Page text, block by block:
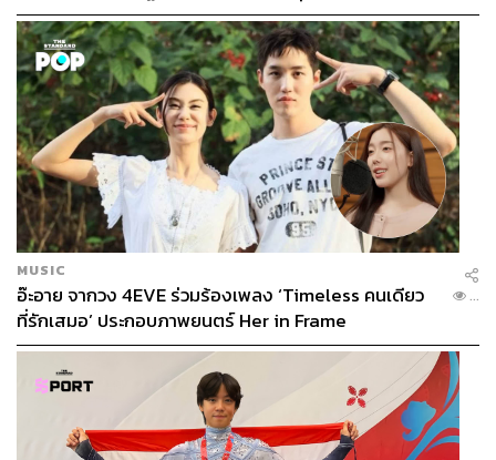
MUSIC
อ๊ะอาย จากวง 4EVE ร่วมร้องเพลง ‘Timeless คนเดียว
ที่รักเสมอ’ ประกอบภาพยนตร์ Her in Frame
...